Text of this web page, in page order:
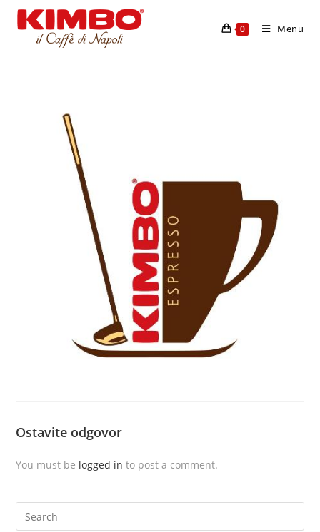
0 Menu
Ostavite odgovor
You must be logged in to post a comment.